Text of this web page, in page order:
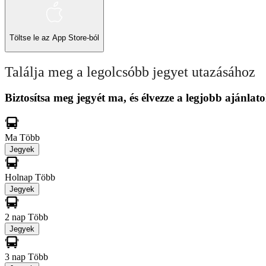
Töltse le az App Store-ból
Találja meg a legolcsóbb jegyet utazásához
Biztosítsa meg jegyét ma, és élvezze a legjobb
Ma Több
Jegyek
Holnap Több
Jegyek
2 nap Több
Jegyek
3 nap Több